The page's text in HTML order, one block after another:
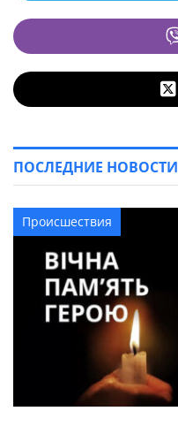
ПОСЛЕДНИЕ НОВОСТИ
Происшествия